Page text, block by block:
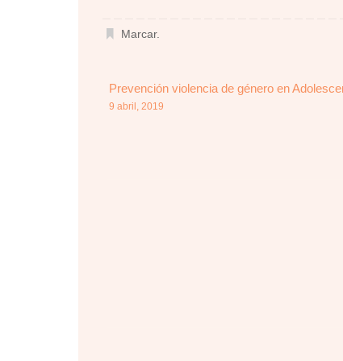
Marcar.
Prevención violencia de género en
9 abril, 2019